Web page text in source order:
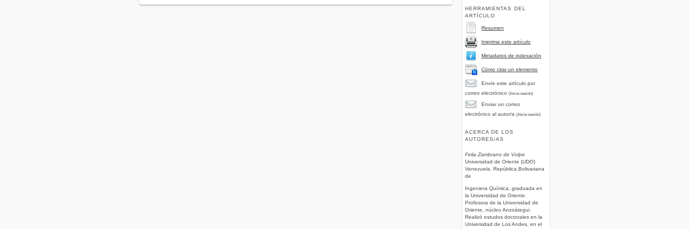
HERRAMIENTAS DEL
ARTÍCULO
Resumen
Imprima este artículo
Metadatos de indexación
Cómo citar un elemento
Envíe este artículo por
correo electrónico (Inicie sesión)
Enviar un correo
electrónico al autor/a (Inicie sesión)
ACERCA DE LOS
AUTORES/AS
Felia Zambrano de Volpe
Universidad de Oriente (UDO)
Venezuela, República Bolivariana
de
Ingeniera Química, graduada en
la Universidad de Oriente.
Profesora de la Universidad de
Oriente, núcleo Anzoátegui.
Realizó estudos doctorales en la
Universidad de Los Andes, en el